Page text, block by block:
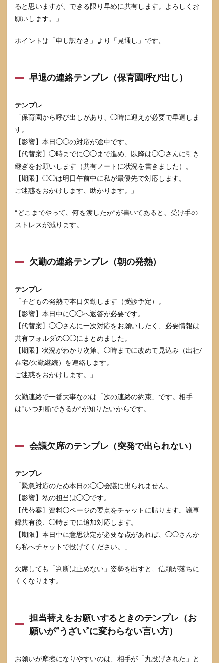
質問
勤務
どう
「迷
と言
た
ら、
謝る
のが
正
8.3
早
く時
を落
とさ
ない
コツ
は？
8.4
復帰
後に
仕事
がし
くて
限
界。
い？
まと
うざ
いと
言わ
れな
いた
めに
るよ
誤解
が起
きな
10
参考
源
ると思いますが、できる限り早めに共有します。よろしくお
願いします。」
ポイントは「申し訳なさ」より「見通し」です。
早退の連絡テンプレ（保育園呼び出し）
テンプレ
「保育園から呼び出しがあり、◯時に迎えが必要で早退しま
す。
【影響】本日◯◯の対応が途中です。
【代替案】◯時までに◯◯まで進め、以降は◯◯さんに引き
継ぎをお願いします（共有ノートに状況を書きました）。
【期限】◯◯は明日午前中に私が最優先で対応します。
ご迷惑をおかけします、助かります。」
“どこまでやって、何を渡したか”が書いてあると、受け手の
ストレスが減ります。
欠勤の連絡テンプレ（朝の発熱）
テンプレ
「子どもの発熱で本日欠勤します（受診予定）。
【影響】本日中に◯◯へ返答が必要です。
【代替案】◯◯さんに一次対応をお願いしたく、必要情報は
共有フォルダの◯◯にまとめました。
【期限】状況がわかり次第、◯時までに改めて見込み（出社/
在宅/欠勤継続）を連絡します。
ご迷惑をおかけします。」
欠勤連絡で一番大事なのは「次の連絡の約束」です。相手
は“いつ判断できるか”が知りたいからです。
会議欠席のテンプレ（突発で出られない）
テンプレ
「緊急対応のため本日の◯◯会議に出られません。
【影響】私の担当は◯◯です。
【代替案】資料◯ページの要点をチャットに貼ります。議事
録共有後、◯時までに追加対応します。
【期限】本日中に意思決定が必要な点があれば、◯◯さんか
ら私へチャットで投げてください。」
欠席しても「判断は止めない」姿勢を出すと、信頼が落ちに
くくなります。
担当替えをお願いするときのテンプレ（お
願いが“うざい”に変わらない言い方）
お願いが摩擦になりやすいのは、相手が「丸投げされた」と